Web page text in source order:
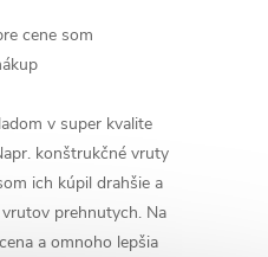
cene som
v super kvalite
konštrukčné vruty
ich kúpil drahšie a
prehnutych. Na
a omnoho lepšia